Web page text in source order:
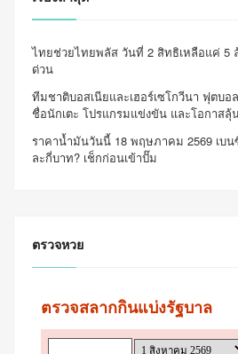
ไทยช่วยไทยพลัส วันที่ 2 สิทธิเหลือแค่ 5
ด่วน
ทีมชาติบอสเนียและเฮอร์เซโกวีนา ฟุตบอ
ชื่อนักเตะ โปรแกรมแข่งขัน และโอกาสลุ้
ราคาน้ำมันวันนี้ 18 พฤษภาคม 2569 เบ
ละกี่บาท? เช็กก่อนเข้าปั๊ม
ตรวจหวย